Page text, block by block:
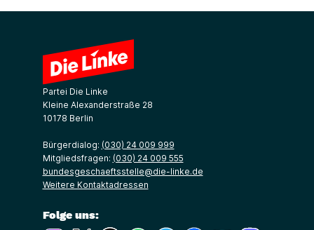
Partei Die Linke
Kleine Alexanderstraße 28
10178 Berlin
Bürgerdialog: (030) 24 009 999
Mitgliedsfragen: (030) 24 009 555
bundesgeschaeftsstelle@die-linke.de
Weitere Kontaktadressen
Folge uns: